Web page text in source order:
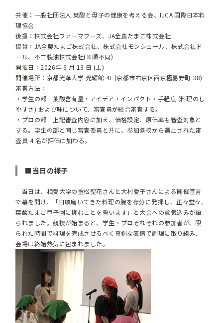
共催：一般社団法人 葉酸と母子の健康を考える会、IJCA 国際日本料
理協会
後援：株式会社ファーマフーズ、JA全農たまご株式会社
協賛：JA全農たまご株式会社、株式会社モンシェール、株式会社ド
ール、不二製油株式会社(※順不同)
開催日：2026年 6 月 13 日 (土)
開催場所：京都光華大学 光耀館 4F (京都市右京区西京極葛野町 38)
審査方法：
・学生の部 葉酸含有量・アイデア・インパクト・手軽度 (料理のし
やすさ) および味について、審査員が総合審査する。
・プロの部 上記審査内容に加え、価格設定、原価率も審査対象と
する。学生の部と同じ審査委員と共に、参加各校から選出された審
査員 4 名が評価に加わる。
■当日の様子
当日は、相愛大学の重松聖花さんと大村愛子さんによる開催宣言
で幕を開け、「日頃磨いてきた料理の腕を存分に発揮し、正々堂々、
葉酸たまご甲子園に挑むことを誓います」と大会への意気込みが語
られました。競技が始まると、学生・プロそれぞれの参加者が、限
られた時間で料理を完成させるべく真剣な表情で調理に取り組み、
会場は終始熱気に包まれました。